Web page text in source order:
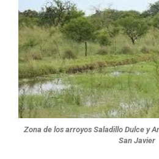
Zona de los arroyos Saladillo Dulce y
San Javier